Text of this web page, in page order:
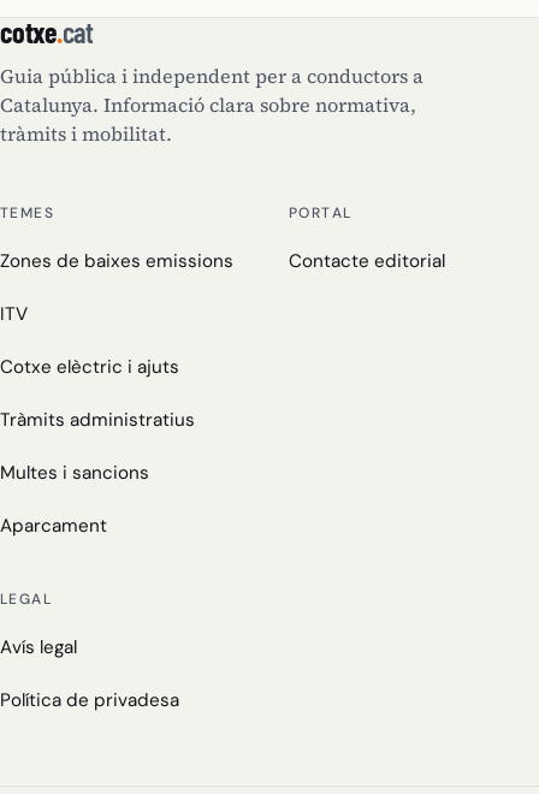
cotxe.cat
Guia pública i independent per a conductors a
Catalunya. Informació clara sobre normativa,
tràmits i mobilitat.
TEMES
Zones de baixes emissions
ITV
Cotxe elèctric i ajuts
Tràmits administratius
Multes i sancions
Aparcament
PORTAL
Contacte editorial
LEGAL
Avís legal
Política de privadesa